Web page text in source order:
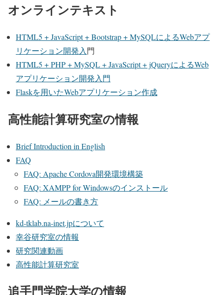
オンラインテキスト
HTML5 + JavaScript + Bootstrap + MySQLによるWebアプ
リケーション開発入門
HTML5 + PHP + MySQL + JavaScript + jQueryによるWeb
アプリケーション開発入門
Flaskを用いたWebアプリケーション作成
高性能計算研究室の情報
Brief Introduction in English
FAQ
FAQ: Apache Cordova開発環境構築
FAQ: XAMPP for Windowsのインストール
FAQ: メールの書き方
kd-tklab.na-inet.jpについて
幸谷研究室の情報
研究関連動画
高性能計算研究室
追手門学院大学の情報